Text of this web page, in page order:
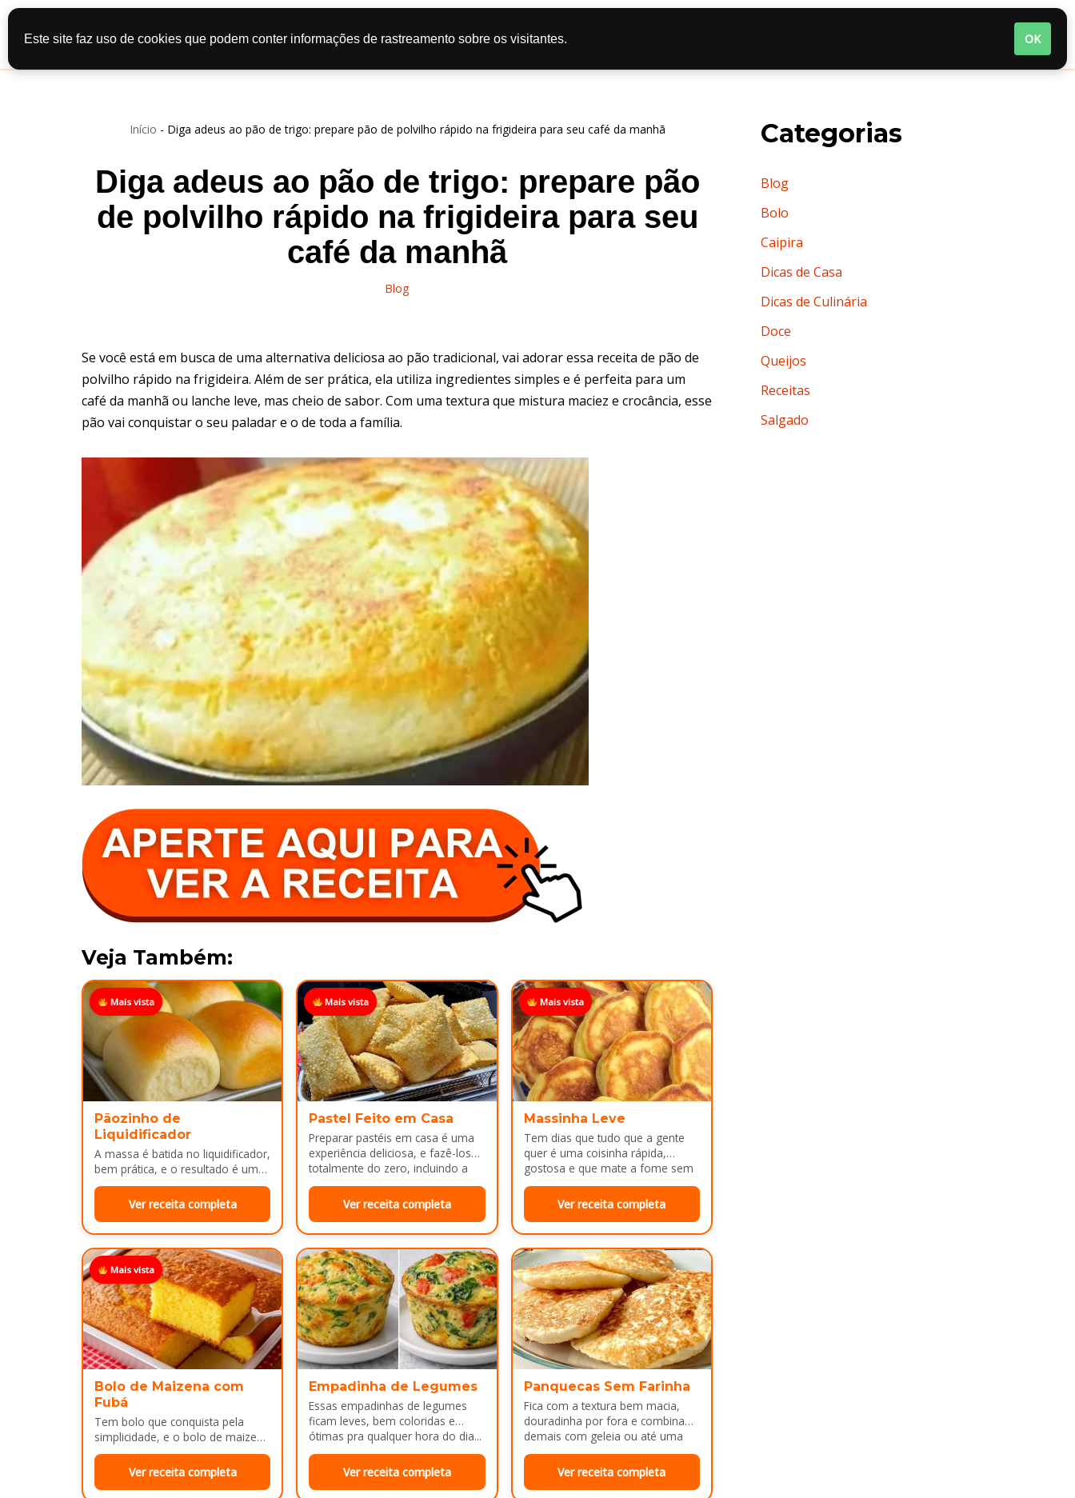
Pular
para
Contato
Políticas de Privacidade
Início - Diga adeus ao pão de trigo: prepare pão de polvilho rápido na frigideira para seu café da manhã
Diga adeus ao pão de trigo: prepare pão
de polvilho rápido na frigideira para seu
café da manhã
Blog
Se você está em busca de uma alternativa deliciosa ao pão tradicional, vai adorar essa receita de pão de
polvilho rápido na frigideira. Além de ser prática, ela utiliza ingredientes simples e é perfeita para um
café da manhã ou lanche leve, mas cheio de sabor. Com uma textura que mistura maciez e crocância, esse
pão vai conquistar o seu paladar e o de toda a família.
Veja Também:
Mais vista
Pãozinho de
Liquidificador
A massa é batida no liquidificador,
bem prática, e o resultado é um
pão leve, macio...
Ver receita completa
Mais vista
Pastel Feito em Casa
Preparar pastéis em casa é uma
experiência deliciosa, e fazê-los
totalmente do zero, incluindo a
massa, fica melhor ainda...
Ver receita completa
Mais vista
Massinha Leve
Tem dias que tudo que a gente
quer é uma coisinha rápida,
gostosa e que mate a fome sem
dar trabalho...
Ver receita completa
Mais vista
Bolo de Maizena com
Fubá
Tem bolo que conquista pela
simplicidade, e o bolo de maizena
com fubá é um ótimo exemplo..
Ver receita completa
Empadinha de Legumes
Essas empadinhas de legumes
ficam leves, bem coloridas e
ótimas pra qualquer hora do dia...
Ver receita completa
Panquecas Sem Farinha
Fica com a textura bem macia,
douradinha por fora e combina
demais com geleia ou até uma
manteiguinha derretendo por
Ver receita completa
Categorias
Blog
Bolo
Caipira
Dicas de Casa
Dicas de Culinária
Doce
Queijos
Receitas
Salgado
Este site faz uso de cookies que podem conter informações de rastreamento sobre os visitantes. OK